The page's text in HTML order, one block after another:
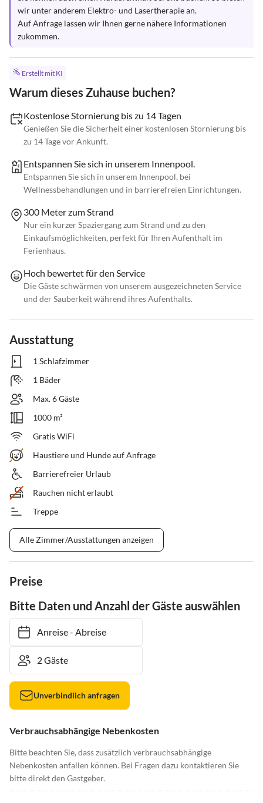
wir unter anderem Elektro- und Lasertherapie an.
Auf Anfrage lassen wir Ihnen gerne nähere Informationen
zukommen.
Erstellt mit KI
Warum dieses Zuhause buchen?
Kostenlose Stornierung bis zu 14 Tagen
Genießen Sie die Sicherheit einer kostenlosen Stornierung bis
zu 14 Tage vor Ankunft.
Entspannen Sie sich in unserem Innenpool.
Entspannen Sie sich in unserem Innenpool, bei
Wellnessbehandlungen und in barrierefreien Einrichtungen.
300 Meter zum Strand
Nur ein kurzer Spaziergang zum Strand und zu den
Einkaufsmöglichkeiten, perfekt für Ihren Aufenthalt im
Ferienhaus.
Hoch bewertet für den Service
Die Gäste schwärmen von unserem ausgezeichneten Service
und der Sauberkeit während ihres Aufenthalts.
Ausstattung
1 Schlafzimmer
1 Bäder
Max. 6 Gäste
1000 m²
Gratis WiFi
Haustiere und Hunde auf Anfrage
Barrierefreier Urlaub
Rauchen nicht erlaubt
Treppe
Alle Zimmer/Ausstattungen anzeigen
Preise
Bitte Daten und Anzahl der Gäste auswählen
Anreise- Abreise
Unverbindlich anfragen
Verbrauchsabhängige Nebenkosten
Bitte beachten Sie, dass zusätzlich verbrauchsabhängige
Nebenkosten anfallen können. Bei Fragen dazu kontaktieren Sie
bitte direkt den Gastgeber.